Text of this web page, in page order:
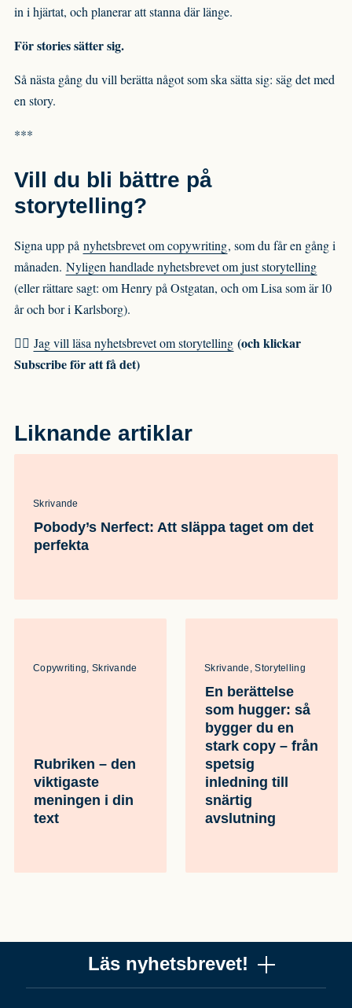
in i hjärtat, och planerar att stanna där länge.
För stories sätter sig.
Så nästa gång du vill berätta något som ska sätta sig: säg det med
en story.
***
Vill du bli bättre på
storytelling?
Signa upp på nyhetsbrevet om copywriting, som du får en gång i
månaden. Nyligen handlade nyhetsbrevet om just storytelling
(eller rättare sagt: om Henry på Ostgatan, och om Lisa som är 10
år och bor i Karlsborg).
🙋‍♀️ Jag vill läsa nyhetsbrevet om storytelling (och klickar
Subscribe för att få det)
Liknande artiklar
Skrivande
Pobody’s Nerfect: Att släppa taget om det
perfekta
Copywriting, Skrivande
Rubriken – den
viktigaste
meningen i din
text
Skrivande, Storytelling
En berättelse
som hugger: så
bygger du en
stark copy – från
spetsig
inledning till
snärtig
avslutning
Läs nyhetsbrevet!